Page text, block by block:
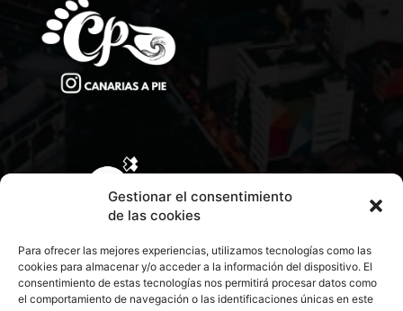
Gestionar el consentimiento
de las cookies
Para ofrecer las mejores experiencias, utilizamos tecnologías como las
cookies para almacenar y/o acceder a la información del dispositivo. El
consentimiento de estas tecnologías nos permitirá procesar datos como
el comportamiento de navegación o las identificaciones únicas en este